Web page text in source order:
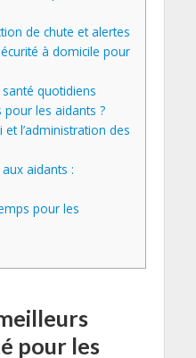
de chute et alertes
à domicile pour
quotidiens
les aidants ?
l’administration des
aidants :
pour les
pour les